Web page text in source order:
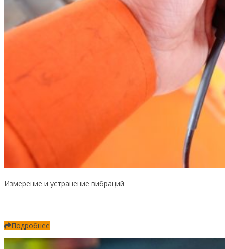
Измерение и устранение вибраций
Подробнее